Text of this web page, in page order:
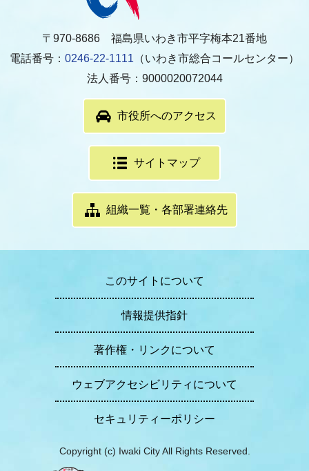
〒970-8686 福島県いわき市平字梅本21番地
電話番号： 0246-22-1111 （いわき市総合コールセンター）
法人番号：9000020072044
市役所へのアクセス
サイトマップ
組織一覧・各部署連絡先
このサイトについて
情報提供指針
著作権・リンクについて
ウェブアクセシビリティについて
セキュリティーポリシー
Copyright (c) Iwaki City All Rights Reserved.